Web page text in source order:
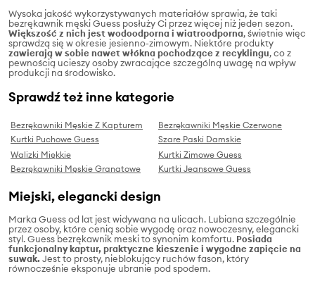
Wysoka jakość wykorzystywanych materiałów sprawia, że taki
bezrękawnik męski Guess posłuży Ci przez więcej niż jeden sezon.
Większość z nich jest wodoodporna i wiatroodporna, świetnie więc
sprawdzą się w okresie jesienno-zimowym. Niektóre produkty
zawierają w sobie nawet włókna pochodzące z recyklingu, co z
pewnością ucieszy osoby zwracające szczególną uwagę na wpływ
produkcji na środowisko.
Sprawdź też inne kategorie
Bezrękawniki Męskie Z Kapturem
Bezrękawniki Męskie Czerwone
Kurtki Puchowe Guess
Szare Paski Damskie
Walizki Miękkie
Kurtki Zimowe Guess
Bezrękawniki Męskie Granatowe
Kurtki Jeansowe Guess
Miejski, elegancki design
Marka Guess od lat jest widywana na ulicach. Lubiana szczególnie
przez osoby, które cenią sobie wygodę oraz nowoczesny, elegancki
styl. Guess bezrękawnik meski to synonim komfortu. Posiada
funkcjonalny kaptur, praktyczne kieszenie i wygodne zapięcie na
suwak.Jest to prosty, nieblokujący ruchów fason, który
równocześnie eksponuje ubranie pod spodem.